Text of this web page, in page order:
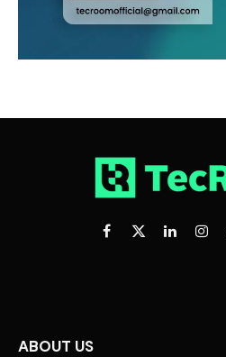
Facebook
X
LinkedIn
ABOUT US